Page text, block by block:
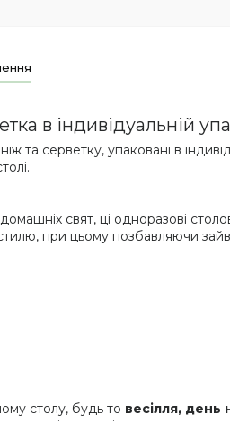
в індивідуальній
та серветку, упаковані в
свят, ці одноразові
при цьому позбавляючи
столу, будь то весілля,